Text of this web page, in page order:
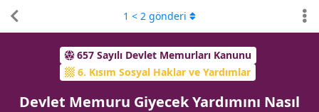
657 Sayılı Devlet Memurları Kanunu
6. Kısım Sosyal Haklar ve Yardımlar
Devlet Memuru Giyecek Yardımını Nasıl
1 < 2 gönderi